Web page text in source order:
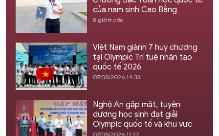
của nam sinh Cao Bằng
8 giờ trước
Việt Nam giành 7 huy chương
tại Olympic Trí tuệ nhân tạo
quốc tế 2026
07/08/2026 14:33
Nghệ An gặp mặt, tuyên
dương học sinh đạt giải
Olympic quốc tế và khu vực
07/08/2026 11:27